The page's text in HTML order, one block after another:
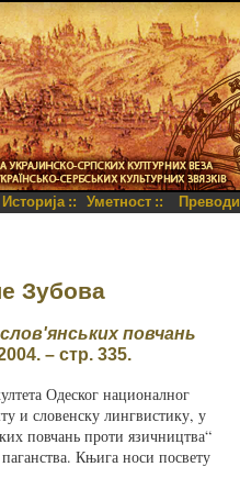
Историја :: Уметност :: Преводи
Зубова
повчань
– стр. 335.
Одеског националног
и словенску лингвистику, у
повчань проти язичництва“
Књига носи посвету